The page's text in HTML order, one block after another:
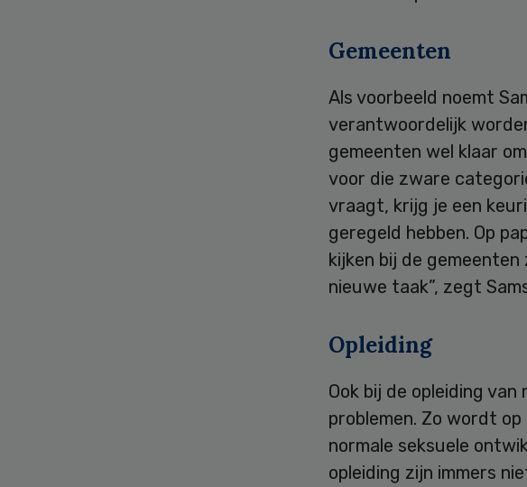
Gemeenten
Als voorbeeld noemt
verantwoordelijk
gemeenten wel klaar
voor die zware
vraagt, krijg je een
geregeld hebben. Op
kijken bij de
nieuwe taak”, zegt
Opleiding
Ook bij de opleiding
problemen. Zo wordt
normale seksuele
opleiding zijn immers